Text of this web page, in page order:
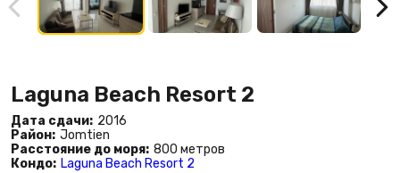
Laguna Beach Resort 2
Дата сдачи: 2016
Район: Jomtien
Расстояние до моря: 800 метров
Кондо: Laguna Beach Resort 2